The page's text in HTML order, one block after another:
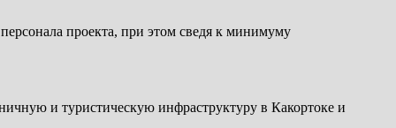
проекта, при этом сведя к минимуму
и туристическую инфраструктуру в Какортоке и